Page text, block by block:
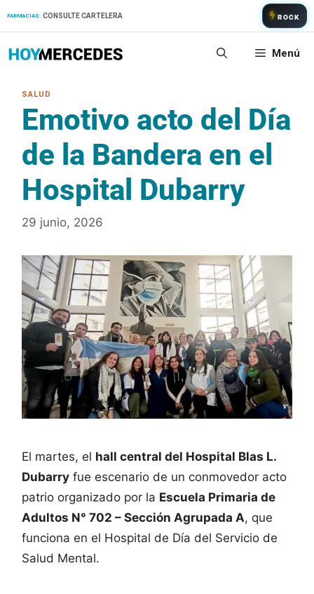
FARMACIAS: CONSULTE CARTELERA ROCK
Menú
Emotivo acto del Día
de la Bandera en el
Hospital Dubarry
29 junio, 2026
El martes, el hall central del Hospital Blas L.
Dubarry fue escenario de un conmovedor acto
patrio organizado por la Escuela Primaria de
Adultos N° 702 – Sección Agrupada A, que
funciona en el Hospital de Día del Servicio de
Salud Mental.